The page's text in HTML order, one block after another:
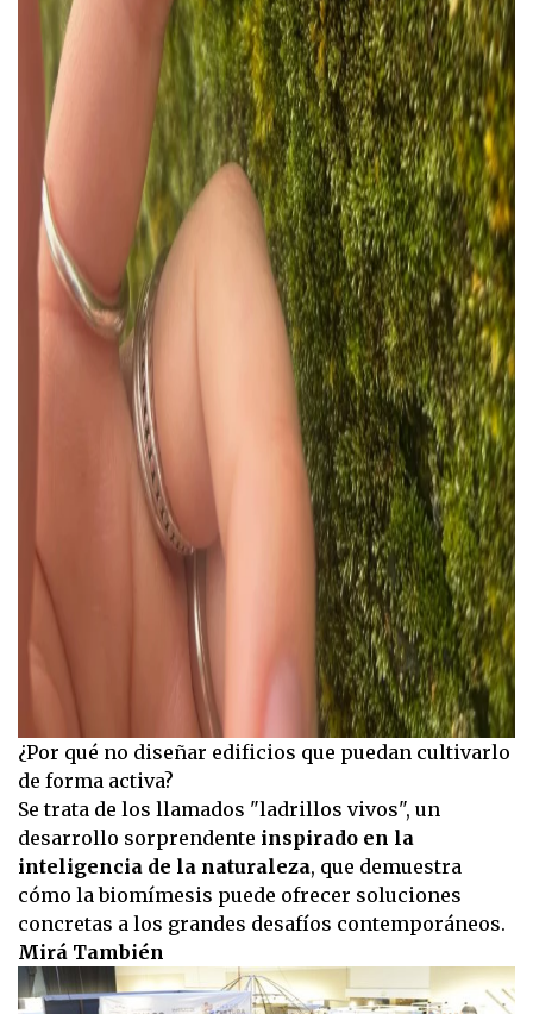
¿Por qué no diseñar edificios que puedan cultivarlo
de forma activa?
Se trata de los llamados "ladrillos vivos", un
desarrollo sorprendente inspirado en la
inteligencia de la naturaleza, que demuestra
cómo la biomímesis puede ofrecer soluciones
concretas a los grandes desafíos contemporáneos.
Mirá También